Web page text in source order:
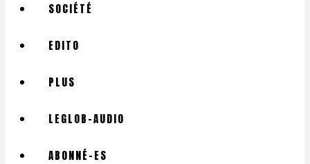
SOCIÉTÉ
EDITO
PLUS
LEGLOB-AUDIO
ABONNÉ-ES